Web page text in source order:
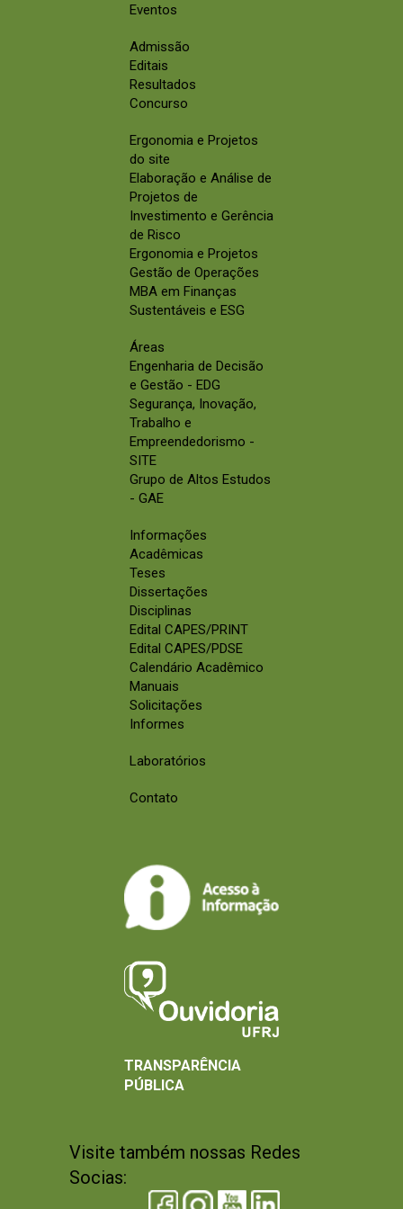
Eventos
Admissão
Editais
Resultados
Concurso
Ergonomia e Projetos
do site
Elaboração e Análise de
Projetos de
Investimento e Gerência
de Risco
Ergonomia e Projetos
Gestão de Operações
MBA em Finanças
Sustentáveis e ESG
Áreas
Engenharia de Decisão
e Gestão - EDG
Segurança, Inovação,
Trabalho e
Empreendedorismo -
SITE
Grupo de Altos Estudos
- GAE
Informações
Acadêmicas
Teses
Dissertações
Disciplinas
Edital CAPES/PRINT
Edital CAPES/PDSE
Calendário Acadêmico
Manuais
Solicitações
Informes
Laboratórios
Contato
Visite também nossas Redes
Socias:
TRANSPARÊNCIA
PÚBLICA